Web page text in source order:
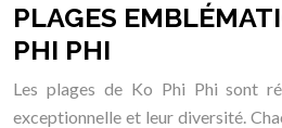
PLAGES
PHI PHI
Les plages de Ko Phi Phi sont
exceptionnelle et leur diversité.